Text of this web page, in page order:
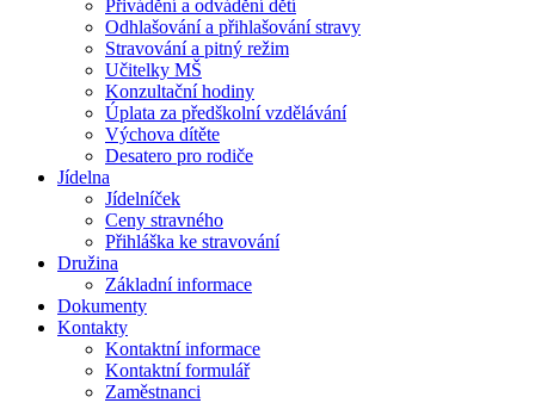
Přivádění a odvádění dětí
Odhlašování a přihlašování stravy
Stravování a pitný režim
Učitelky MŠ
Konzultační hodiny
Úplata za předškolní vzdělávání
Výchova dítěte
Desatero pro rodiče
Jídelna
Jídelníček
Ceny stravného
Přihláška ke stravování
Družina
Základní informace
Dokumenty
Kontakty
Kontaktní informace
Kontaktní formulář
Zaměstnanci